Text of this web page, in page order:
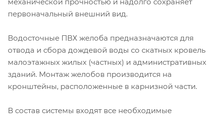
первоначальный внешний вид.
Водосточные ПВХ желоба предназначаются для
отвода и сбора дождевой воды со скатных кровель
малоэтажных жилых (частных) и административных
зданий. Монтаж желобов производится на
кронштейны, расположенные в карнизной части.
В состав системы входят все необходимые